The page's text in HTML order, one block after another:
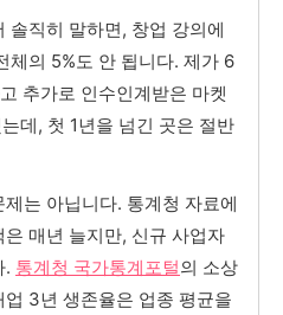
솔직히 말하면, 창업 강의에
체의 5%도 안 됩니다. 제가 6
추가로 인수인계받은 마켓
데, 첫 1년을 넘긴 곳은 절반
는 아닙니다. 통계청 자료에
매년 늘지만, 신규 사업자
. 통계청 국가통계포털의 소상
3년 생존율은 업종 평균을